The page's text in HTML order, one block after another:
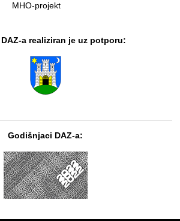
MHO-projekt
DAZ-a realiziran je uz potporu:
Godišnjaci DAZ-a: